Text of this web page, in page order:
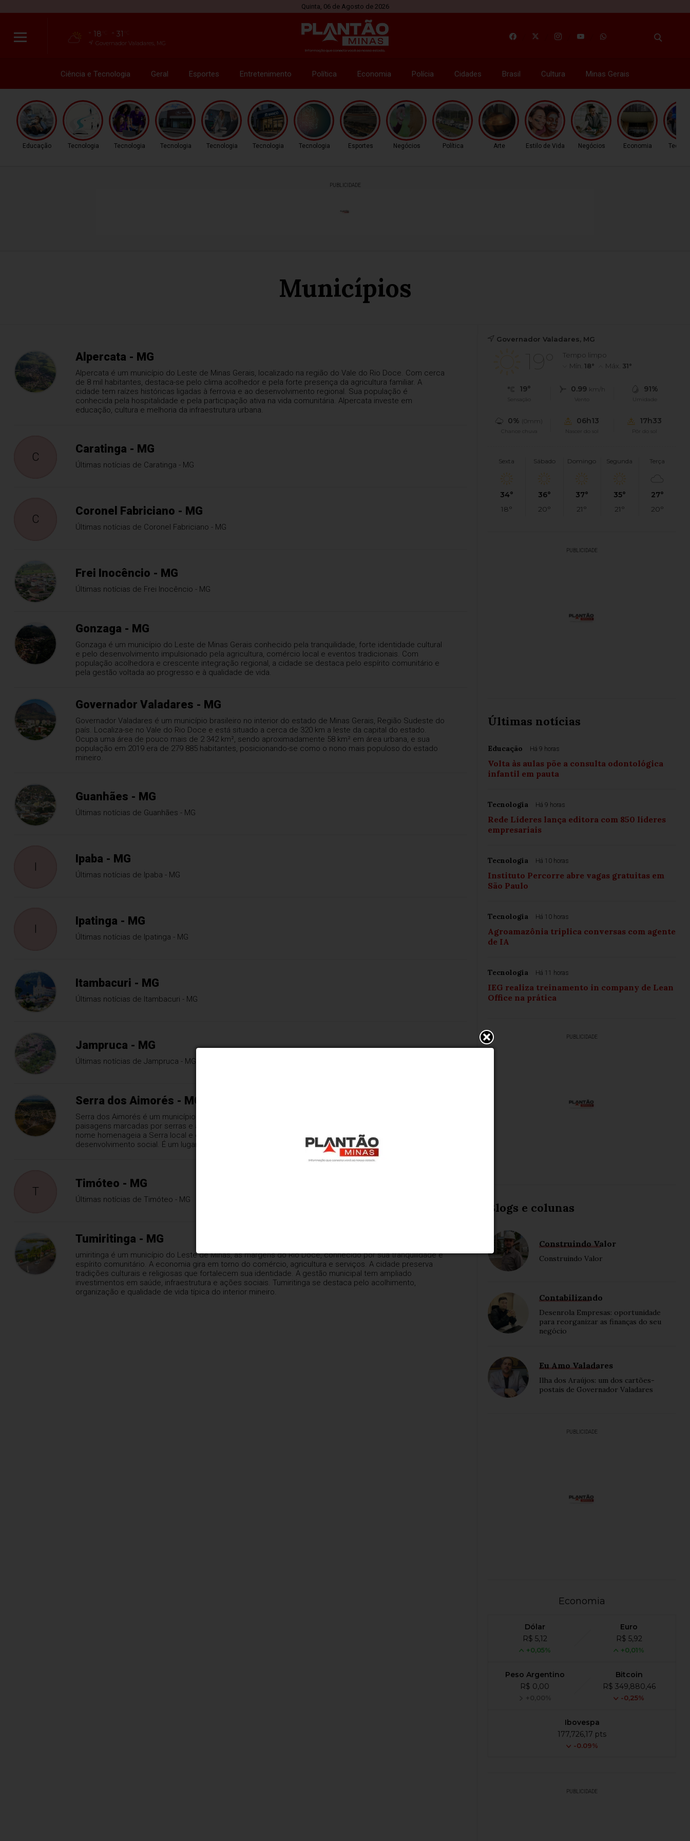
Quinta, 06 de Agosto de 2026
18 31
Governador Valadares, MG
Ciência e Tecnologia Geral Esportes Entretenimento Política Economia Polícia Cidades Brasil Cultura Minas Gerais
Educação Tecnologia Tecnologia Tecnologia Tecnologia Tecnologia Tecnologia Esportes Negócios Política Arte Estilo de Vida Negócios Economia
PUBLICIDADE
Municípios
Alpercata - MG
Alpercata é um município do Leste de Minas Gerais, localizado na região do Vale do Rio Doce. Com cerca
de 8 mil habitantes, destaca-se pelo clima acolhedor e pela forte presença da agricultura familiar. A
cidade tem raízes históricas ligadas à ferrovia e ao desenvolvimento regional. Sua população é
conhecida pela hospitalidade e pela participação ativa na vida comunitária. Alpercata investe em
educação, cultura e melhoria da infraestrutura urbana.
C
Caratinga - MG
Últimas notícias de Caratinga - MG
C
Coronel Fabriciano - MG
Últimas notícias de Coronel Fabriciano - MG
Frei Inocêncio - MG
Últimas notícias de Frei Inocêncio - MG
Gonzaga - MG
Gonzaga é um município do Leste de Minas Gerais conhecido pela tranquilidade, forte identidade cultural
e pelo desenvolvimento impulsionado pela agricultura, comércio local e eventos tradicionais. Com
população acolhedora e crescente integração regional, a cidade se destaca pelo espírito comunitário e
pela gestão voltada ao progresso e à qualidade de vida.
Governador Valadares - MG
Governador Valadares é um município brasileiro no interior do estado de Minas Gerais, Região Sudeste do
país. Localiza-se no Vale do Rio Doce e está situado a cerca de 320 km a leste da capital do estado.
Ocupa uma área de pouco mais de 2 342 km², sendo aproximadamente 58 km² em área urbana, e sua
população em 2019 era de 279 885 habitantes, posicionando-se como o nono mais populoso do estado
mineiro.
Guanhães - MG
Últimas notícias de Guanhães - MG
I
Ipaba - MG
Últimas notícias de Ipaba - MG
I
Ipatinga - MG
Últimas notícias de Ipatinga - MG
Itambacuri - MG
Últimas notícias de Itambacuri - MG
Jampruca - MG
Últimas notícias de Jampruca - MG
Serra dos Aimorés - MG
Serra dos Aimorés é um município do nordeste de Minas Gerais, na divisa com o Espírito Santo. Com
paisagens marcadas por serras e áreas verdes, destaca-se pela agricultura e pelo clima acolhedor. O
nome homenageia a Serra local e o povo indígena Aimoré. A cidade investe em educação, esporte e
desenvolvimento social. É um lugar de tradição e futuro promissor.
T
Timóteo - MG
Últimas notícias de Timóteo - MG
Tumiritinga - MG
umiritinga é um município do Leste de Minas, às margens do Rio Doce, conhecido por sua tranquilidade e
espírito comunitário. A economia gira em torno do comércio, agricultura e serviços. A cidade preserva
tradições culturais e religiosas que fortalecem sua identidade. A gestão municipal tem ampliado
investimentos em saúde, infraestrutura e ações sociais. Tumiritinga se destaca pelo acolhimento,
organização e qualidade de vida típica do interior mineiro.
Governador Valadares, MG
19°
Tempo limpo
Mín. 18° Máx. 31°
19°
Sensação
0.99 km/h
Vento
91%
Umidade
0% (0mm)
Chance chuva
06h13
Nascer do sol
17h33
Pôr do sol
Sexta
34°
18°
Sábado
36°
20°
Domingo
37°
21°
Segunda
35°
21°
Terça
27°
20°
PUBLICIDADE
Últimas notícias
Educação Há 9 horas
Volta às aulas põe a consulta odontológica
infantil em pauta
Tecnologia Há 9 horas
Rede Líderes lança editora com 850 líderes
empresariais
Tecnologia Há 10 horas
Instituto Percorre abre vagas gratuitas em
São Paulo
Tecnologia Há 10 horas
Agroamazônia triplica conversas com agente
de IA
Tecnologia Há 11 horas
IEG realiza treinamento in company de Lean
Office na prática
PUBLICIDADE
Blogs e colunas
Construindo Valor
Construindo Valor
Contabilizando
Desenrola Empresas: oportunidade
para reorganizar as finanças do seu
negócio
Eu Amo Valadares
Ilha dos Araújos: um dos cartões-
postais de Governador Valadares
PUBLICIDADE
Economia
Dólar
R$ 5,12
+0,05%
Euro
R$ 5,92
+0,01%
Peso Argentino
R$ 0,00
+0,00%
Bitcoin
R$ 349,880,46
-0,25%
Ibovespa
177,726,17 pts
-0.09%
PUBLICIDADE